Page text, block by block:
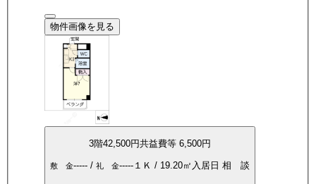
物件画像を見る
3階42,500円共益費等 6,500円
敷 金-----/ 礼 金-----１Ｋ / 19.20㎡ 入居日 相 談